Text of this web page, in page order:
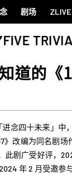
关于进念
年报
剧场
《笔墨大冒险》
家正钢琴独奏会《
暨《荣念曾青年
．笑傲江湖》广
TRIVIA
道的《
进念四十未来」中
》改编为同名剧场
此剧广受好评，
年 2 月受邀参